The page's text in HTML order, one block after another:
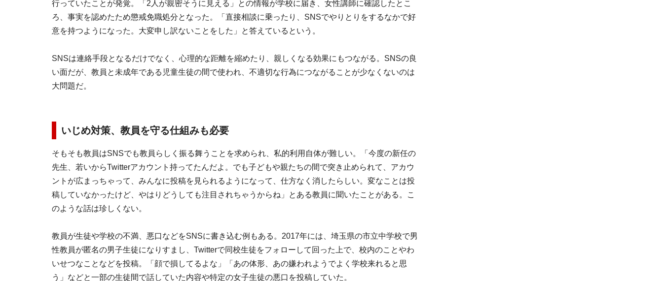
行っていたことが発覚。「2人が親密そうに見える」との情報が学校に届き、女性講師に確認したとこ
ろ、事実を認めたため懲戒免職処分となった。「直接相談に乗ったり、SNSでやりとりをするなかで好
意を持つようになった。大変申し訳ないことをした」と答えているという。
SNSは連絡手段となるだけでなく、心理的な距離を縮めたり、親しくなる効果にもつながる。SNSの良
い面だが、教員と未成年である児童生徒の間で使われ、不適切な行為につながることが少なくないのは
大問題だ。
いじめ対策、教員を守る仕組みも必要
そもそも教員はSNSでも教員らしく振る舞うことを求められ、私的利用自体が難しい。「今度の新任の
先生、若いからTwitterアカウント持ってたんだよ。でも子どもや親たちの間で突き止められて、アカウ
ントが広まっちゃって、みんなに投稿を見られるようになって、仕方なく消したらしい。変なことは投
稿していなかったけど、やはりどうしても注目されちゃうからね」とある教員に聞いたことがある。こ
のような話は珍しくない。
教員が生徒や学校の不満、悪口などをSNSに書き込む例もある。2017年には、埼玉県の市立中学校で男
性教員が匿名の男子生徒になりすまし、Twitterで同校生徒をフォローして回った上で、校内のことやわ
いせつなことなどを投稿。「顔で損してるよな」「あの体形、あの嫌われようでよく学校来れると思
う」などと一部の生徒間で話していた内容や特定の女子生徒の悪口を投稿していた。